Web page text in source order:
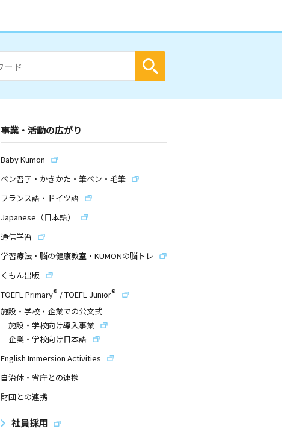
事業・活動の広がり
Baby Kumon
ペン習字・かきかた・筆ペン・毛筆
フランス語・ドイツ語
Japanese（日本語）
通信学習
学習療法・脳の健康教室・KUMONの脳トレ
くもん出版
TOEFL Primary® /TOEFL Junior®
施設・学校・企業での公文式
施設・学校向け導入事業
企業・学校向け日本語
English Immersion Activities
自治体・省庁との連携
財団との連携
社員採用